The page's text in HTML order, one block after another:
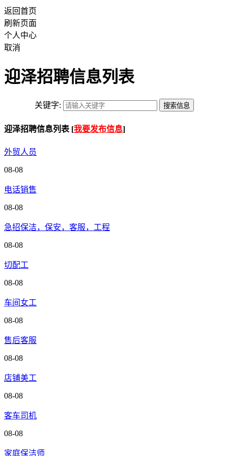
返回首页
刷新页面
个人中心
取消
迎泽招聘信息列表
关键字:
迎泽招聘信息列表 [我要发布信息]
外贸人员
08-08
电话销售
08-08
急招保洁，保安，客服，工程
08-08
切配工
08-08
车间女工
08-08
售后客服
08-08
店铺美工
08-08
客车司机
08-08
家庭保洁师